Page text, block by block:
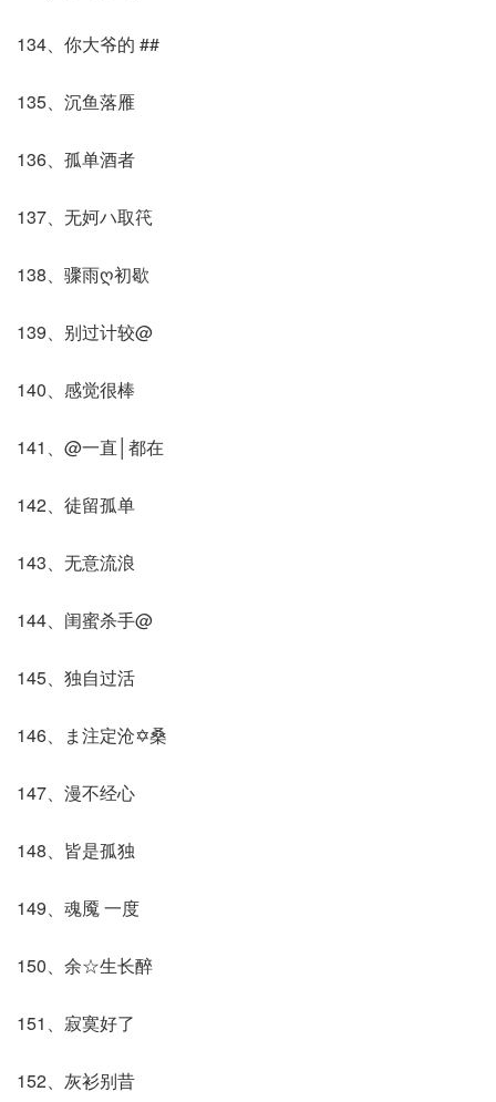
134、你大爷的 ##
135、沉鱼落雁
136、孤单酒者
137、无妸ハ取笩
138、骤雨ღ初歇
139、别过计较@
140、感觉很棒
141、@一直│都在
142、徒留孤单
143、无意流浪
144、闺蜜杀手@
145、独自过活
146、ま注定沧✡桑
147、漫不经心
148、皆是孤独
149、魂魇 一度
150、余☆生长醉
151、寂寞好了
152、灰衫别昔